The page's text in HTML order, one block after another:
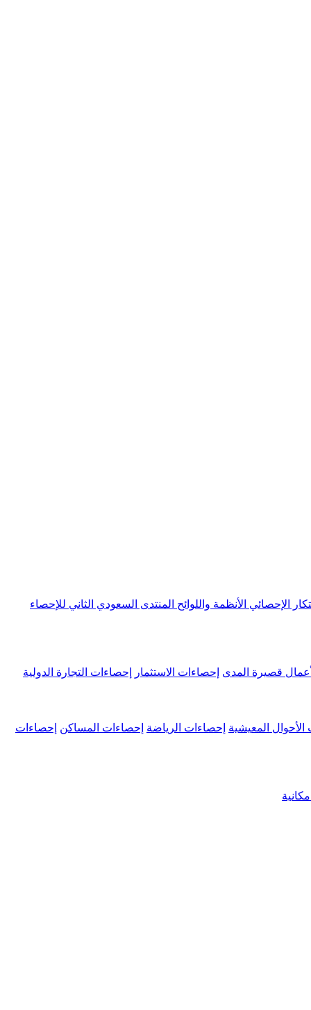
الإحصائي الأنظمة واللوائح المنتدى السعودي الثاني للإحصاء
قصيرة المدى إحصاءات الاستثمار إحصاءات التجارة الدولية
الأحوال المعيشية إحصاءات الرياضة إحصاءات المساكن إحصاءات